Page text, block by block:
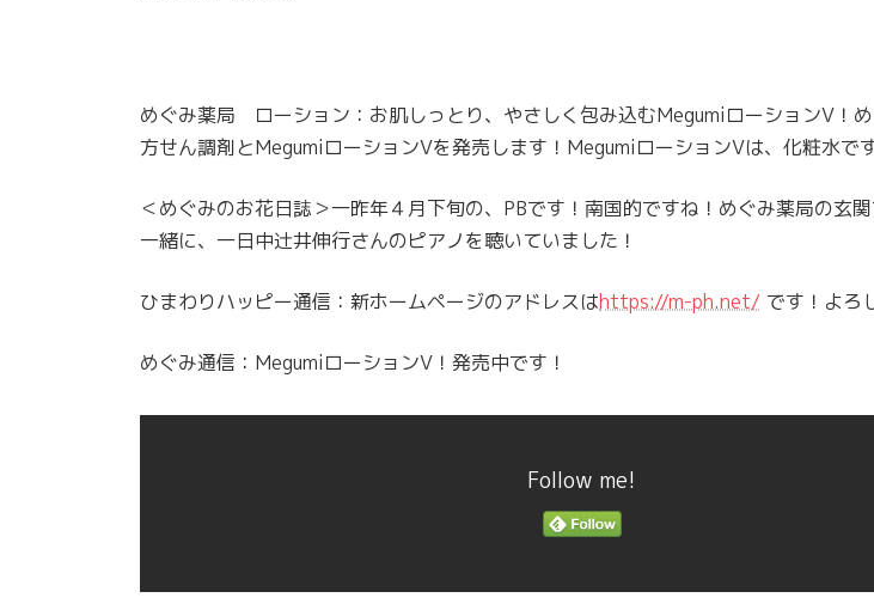
めぐみ薬局 ローション：お肌しっとり、やさしく包み込むMegumiローションV！
方せん調剤とMegumiローションVを発売します！MegumiローションVは、化粧水で
＜めぐみのお花日誌＞一昨年４月下旬の、PBです！南国的ですね！めぐみ薬局の玄
一緒に、一日中辻井伸行さんのピアノを聴いていました！
ひまわりハッピー通信：新ホームページのアドレスはhttps://m-ph.net/ です！よろ
めぐみ通信：MegumiローションV！発売中です！
Follow me!